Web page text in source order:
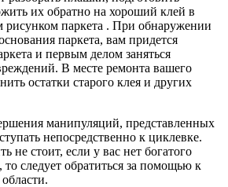
их обратно на хороший клей в
рисунком паркета . При обнаружении
паркета, вам придется
и первым делом заняться
В месте ремонта вашего
остатки старого клея и других
манипуляций, представленных
непосредственно к циклевке.
не стоит, если у вас нет богатого
следует обратиться за помощью к